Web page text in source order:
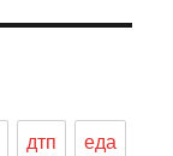
дтп еда